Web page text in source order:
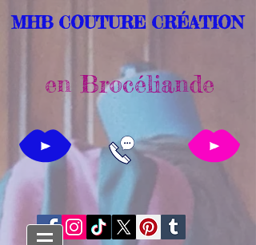
MHB COUTURE CRÉATION
en Brocéliande